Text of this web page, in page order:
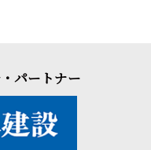
パートナー